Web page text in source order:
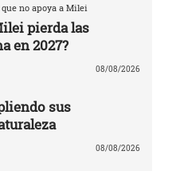
no apoya a Milei
pierda las
en 2027?
08/08/2026
sus
08/08/2026